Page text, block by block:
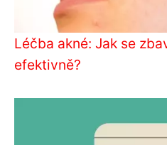
Léčba akné: Jak se
efektivně?